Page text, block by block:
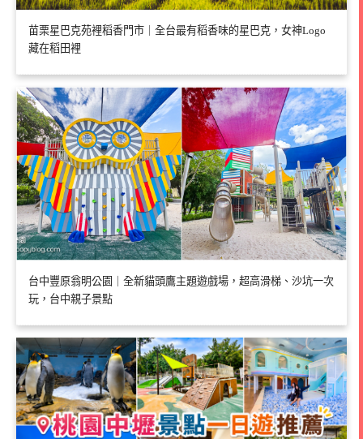
苗栗星巴克苑裡稻香門市｜全台最有稻香味的星巴克，女神Logo
藏在稻田裡
台中豐原翁明公園｜全新貓頭鷹主題遊戲場，超高滑梯、沙坑一次
玩，台中親子景點